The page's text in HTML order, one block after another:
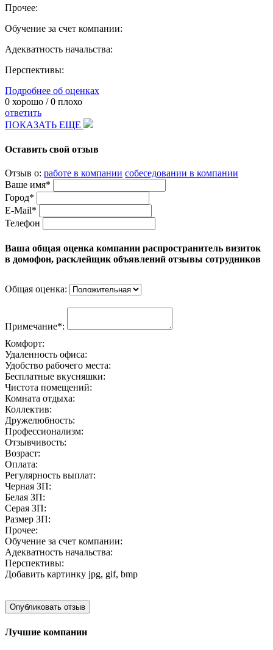
Прочее:
Обучение за счет компании:
Адекватность начальства:
Перспективы:
Подробнее об оценках
0 хорошо /0 плохо
ответить
ПОКАЗАТЬ ЕЩЕ
Оставить свой отзыв
Отзыв о: работе в компании собеседовании в компании
Ваше имя*
Город*
E-Mail*
Телефон
Ваша общая оценка компании распространитель визиток
в домофон, расклейщик объявлений отзывы сотрудников
Общая оценка:
Примечание*:
Комфорт:
Удаленность офиса:
Удобство рабочего места:
Бесплатные вкусняшки:
Чистота помещений:
Комната отдыха:
Коллектив:
Дружелюбность:
Профессионализм:
Отзывчивость:
Возраст:
Оплата:
Регулярность выплат:
Черная ЗП:
Белая ЗП:
Серая ЗП:
Размер ЗП:
Прочее:
Обучение за счет компании:
Адекватность начальства:
Перспективы:
Добавить картинку jpg, gif, bmp
Лучшие компании